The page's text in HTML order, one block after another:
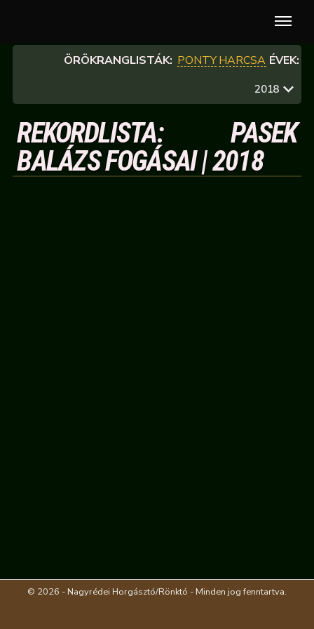
ÖRÖKRANGLISTÁK: PONTYHARCSA ÉVEK:
2018
REKORDLISTA: PASEK
BALÁZS FOGÁSAI | 2018
© 2026 - Nagyrédei Horgásztó/Rönktó - Minden jog fenntartva.